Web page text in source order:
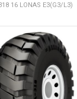
16 LONAS E3(G3/L3)